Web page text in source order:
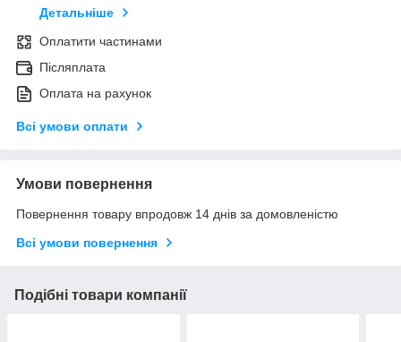
Детальніше
Оплатити частинами
Післяплата
Оплата на рахунок
Всі умови оплати
Умови повернення
Повернення товару впродовж 14 днів за домовленістю
Всі умови повернення
Подібні товари компанії